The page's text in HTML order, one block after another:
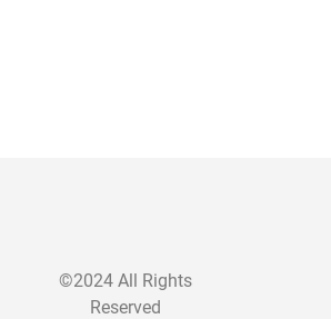
©2024 All Rights
Reserved